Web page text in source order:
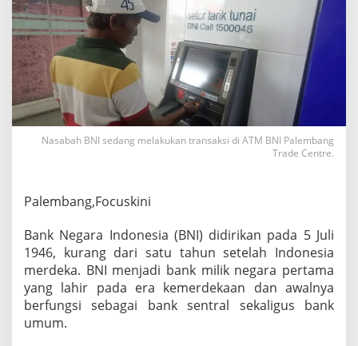
J
n
g
E
k
I
n
d
o
n
s
Nasabah BNI sedang melakukan transaksi di ATM BNI Palembang
Trade Centre.
Palembang,Focuskini
Bank Negara Indonesia (BNI) didirikan pada 5 Juli
1946, kurang dari satu tahun setelah Indonesia
merdeka. BNI menjadi bank milik negara pertama
yang lahir pada era kemerdekaan dan awalnya
berfungsi sebagai bank sentral sekaligus bank
umum.